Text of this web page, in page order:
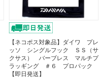
【ネコポス対象品】ダイワ プレ
ッソ シングルフック ＳＳ（サ
クサス） バーブレス マルチプ
ラッギング ＃６ プロパック
【即日発送】